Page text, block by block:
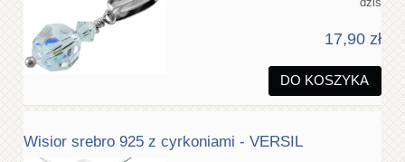
17,90 zł
DO KOSZYKA
Wisior srebro 925 z cyrkoniami - VERSIL